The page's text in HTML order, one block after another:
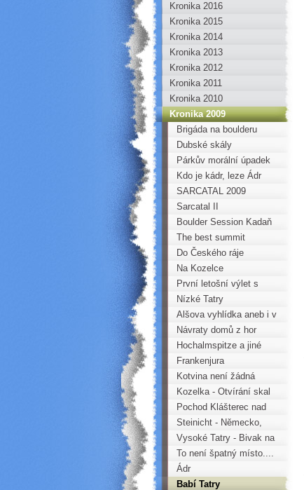
Kronika 2016
Kronika 2015
Kronika 2014
Kronika 2013
Kronika 2012
Kronika 2011
Kronika 2010
Kronika 2009
Brigáda na boulderu
Dubské skály
Párkův morální úpadek
Kdo je kádr, leze Ádr
SARCATAL 2009
Sarcatal II
Boulder Session Kadaň
2009
The best summit
Do Českého ráje
Na Kozelce
První letošní výlet s
mládeží do skal
Nízké Tatry
Alšova vyhlídka aneb i v
Praze jsou skály
Návraty domů z hor
Hochalmspitze a jiné
vrcholky
Frankenjura
Kotvina není žádná
rovina aneb Svinčovo
kotvinské trojšestí
Kozelka - Otvírání skal
Pochod Klášterec nad
Ohří - Tisá
Steinicht - Německo,
aneb více o horolezcích
než lezení
Vysoké Tatry - Bivak na
Jehněčím štítu
To není špatný místo....
Ádr
Babí Tatry